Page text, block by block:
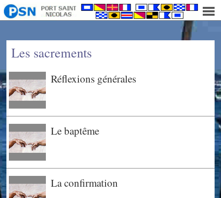
Les sacrements
Réflexions générales
Le baptême
La confirmation